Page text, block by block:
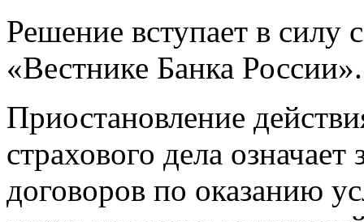
Решение вступает в силу
«Вестнике Банка России».
Приостановление
страхового дела
договоров по оказанию